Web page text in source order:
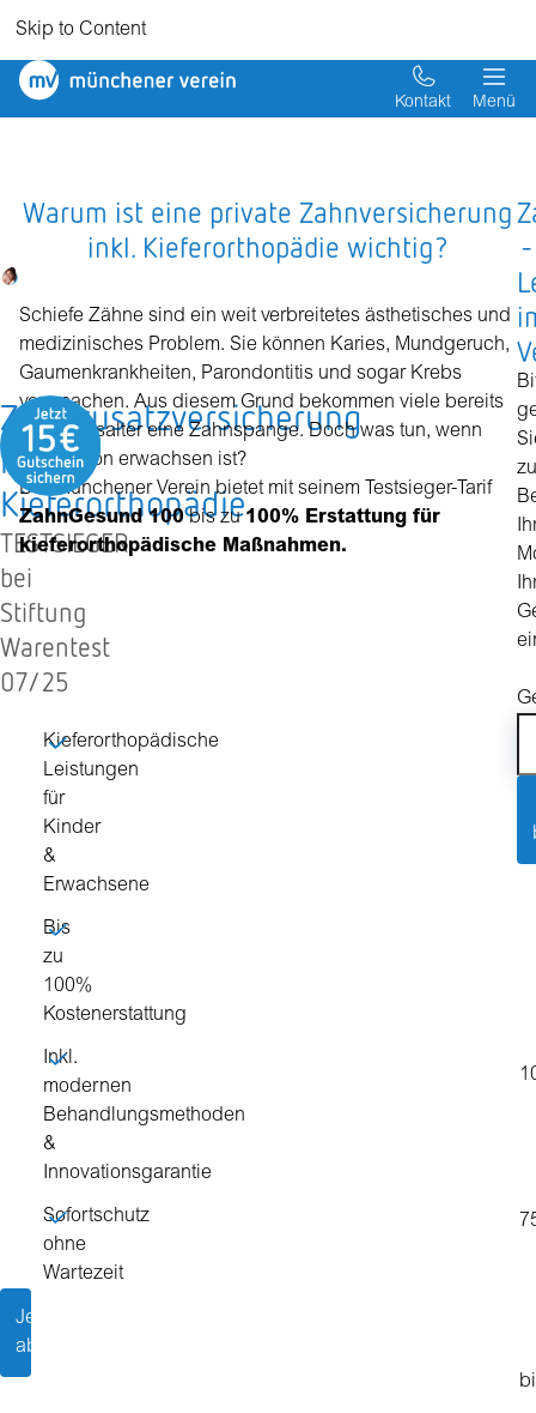
Skip to Content
Münchener
Kontakt Menü
Zahnzusatzversicherung
mit
Kieferorthopädie
TESTSIEGER
bei
Stiftung
Warentest
07/25
Kieferorthopädische
Leistungen
für
Kinder
&
Erwachsene
Bis
zu
100%
Kostenerstattung
Inkl.
modernen
Behandlungsmethoden
&
Innovationsgarantie
Sofortschutz
ohne
Wartezeit
Jetzt
abschließen
Warum ist eine private Zahnversicherung
inkl. Kieferorthopädie wichtig?
Schiefe Zähne sind ein weit verbreitetes ästhetisches und
medizinisches Problem. Sie können Karies, Mundgeruch,
Gaumenkrankheiten, Parondontitis und sogar Krebs
verursachen. Aus diesem Grund bekommen viele bereits
im Kindesalter eine Zahnspange. Doch was tun, wenn
man schon erwachsen ist?
Der Münchener Verein bietet mit seinem Testsieger-Tarif
ZahnGesund 100bis zu100% Erstattung für
kieferorthopädische Maßnahmen.
-